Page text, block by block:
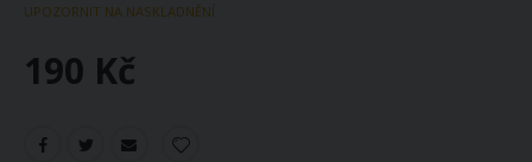
UPOZORNIT NA NASKLADNĚNÍ
190 Kč